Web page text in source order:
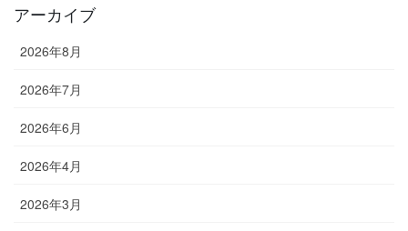
アーカイブ
2026年8月
2026年7月
2026年6月
2026年4月
2026年3月